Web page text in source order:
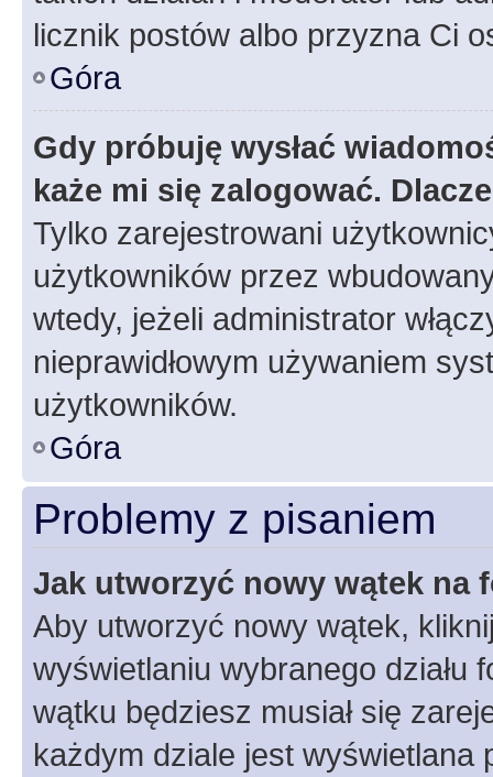
licznik postów albo przyzna Ci
Góra
Gdy próbuję wysłać
każe mi się zalogować.
Tylko zarejestrowani
użytkowników przez
wtedy, jeżeli administrator
nieprawidłowym używaniem
użytkowników.
Góra
Problemy z pisaniem
Jak utworzyć nowy wątek na
Aby utworzyć nowy wątek,
wyświetlaniu wybranego działu
wątku będziesz musiał się
każdym dziale jest wyświetlana